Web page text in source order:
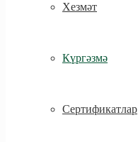
Хезмәт
Күргәзмә
Сертификатлар